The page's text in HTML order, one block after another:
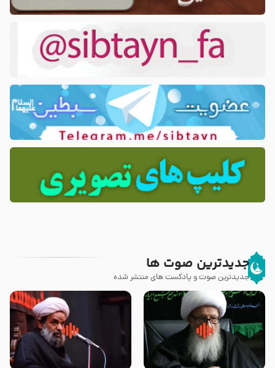
جدیدترین صوت ها
جدیدترین صوت و پادکست های منتشر شده
زوّار اربعین امام حسین (علیه
السلام) با این اشتیاق به زیارت
روضه جانسوز پاره های جگر امام
حسن مجتبی علیه السلام-حجت